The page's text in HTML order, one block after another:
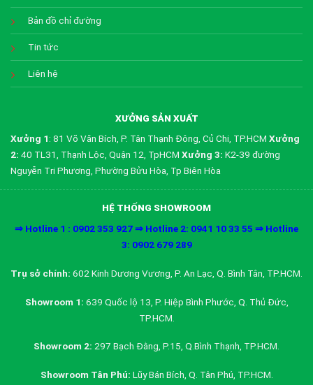
Bản đồ chỉ đường
Tin tức
Liên hệ
XƯỞNG SẢN XUẤT
Xưởng 1: 81 Võ Văn Bích, P. Tân Thạnh Đông, Củ Chi, TP.HCM Xưởng
2: 40 TL31, Thạnh Lộc, Quận 12, TpHCM Xưởng 3: K2-39 đường
Nguyễn Tri Phương, Phường Bửu Hòa, Tp Biên Hòa
HỆ THỐNG SHOWROOM
⇒ Hotline 1 : 0902 353 927 ⇒ Hotline 2: 0941 10 33 55 ⇒ Hotline
3: 0902 679 289
Trụ sở chính: 602 Kinh Dương Vương, P. An Lạc, Q. Bình Tân, TP.HCM.
Showroom 1: 639 Quốc lộ 13, P. Hiệp Bình Phước, Q. Thủ Đức,
TP.HCM.
Showroom 2: 297 Bạch Đằng, P.15, Q.Bình Thạnh, TP.HCM.
Showroom Tân Phú: Lũy Bán Bích, Q. Tân Phú, TP.HCM.